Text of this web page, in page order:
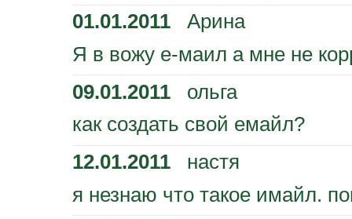
01.01.2011 Арина
Я в вожу е-маил а мне не
09.01.2011 ольга
как создать свой емайл?
12.01.2011 настя
я незнаю что такое имайл.